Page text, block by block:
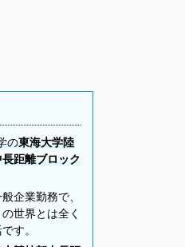
の東海大学陸
長距離ブロック
企業勤務で、
世界とは全く
す。